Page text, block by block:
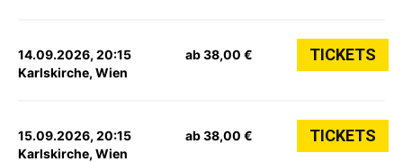
14.09.2026, 20:15
Karlskirche, Wien
ab 38,00 € TICKETS
15.09.2026, 20:15
Karlskirche, Wien
ab 38,00 € TICKETS